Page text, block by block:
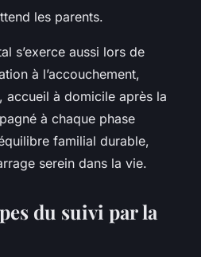
les parents.
s’exerce aussi lors de
à l’accouchement,
accueil à domicile après la
à chaque phase
familial durable,
serein dans la vie.
du suivi par la